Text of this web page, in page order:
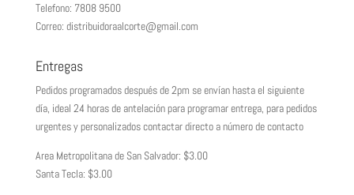
Telefono: 7808 9500
Correo: distribuidoraalcorte@gmail.com
Entregas
Pedidos programados después de 2pm se envían hasta el siguiente
día, ideal 24 horas de antelación para programar entrega, para pedidos
urgentes y personalizados contactar directo a número de contacto
Area Metropolitana de San Salvador: $3.00
Santa Tecla: $3.00